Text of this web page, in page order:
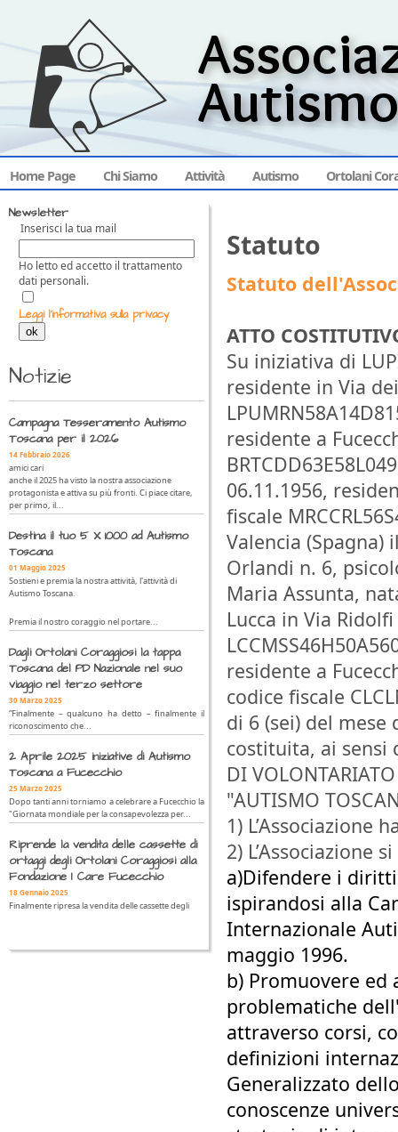
Home Page Chi Siamo Attività Autismo Ortolani
Statuto
Statuto
ATTO
Su iniziativa di
residente in Via
residente a
06.11.1956,
fiscale
Valencia (Spagna)
Orlandi n. 6,
Maria Assunta,
Lucca in Via
residente a
codice fiscale
di 6 (sei) del mese
costituita, ai sensi
DI
"AUTISMO
1) L’Associazione
2) L’Associazione
a)Difendere i
ispirandosi alla
Internazionale
maggio 1996.
b) Promuovere
problematiche
attraverso corsi,
definizioni
Generalizzato
conoscenze
Newsletter
Inserisci la tua mail
Ho letto ed accetto il trattamento
dati personali.
Leggi l'informativa sulla privacy
ok
Notizie
Campagna Tesseramento Autismo
Toscana per il 2026
14 Febbraio 2026
amici cari
anche il 2025 ha visto la nostra associazione
protagonista e attiva su più fronti. Ci piace citare,
per primo, il...
Destina il tuo 5 X 1000 ad Autismo
Toscana
01 Maggio 2025
Sostieni e premia la nostra attività, l'attività di
Autismo Toscana.
Premia il nostro coraggio nel portare...
Dagli Ortolani Coraggiosi la tappa
Toscana del PD Nazionale nel suo
viaggio nel terzo settore
30 Marzo 2025
“Finalmente – qualcuno ha detto – finalmente il
riconoscimento che...
2 Aprile 2025 iniziative di Autismo
Toscana a Fucecchio
25 Marzo 2025
Dopo tanti anni torniamo a celebrare a Fucecchio la
"Giornata mondiale per la consapevolezza per...
Riprende la vendita delle cassette di
ortaggi degli Ortolani Coraggiosi alla
Fondazione I Care Fucecchio
18 Gennaio 2025
Finalmente ripresa la vendita delle cassette degli